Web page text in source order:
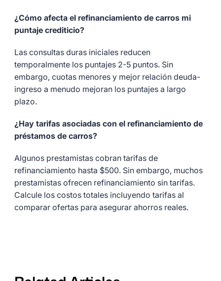
¿Cómo afecta el refinanciamiento de carros mi
puntaje crediticio?
Las consultas duras iniciales reducen
temporalmente los puntajes 2-5 puntos. Sin
embargo, cuotas menores y mejor relación deuda-
ingreso a menudo mejoran los puntajes a largo
plazo.
¿Hay tarifas asociadas con el refinanciamiento de
préstamos de carros?
Algunos prestamistas cobran tarifas de
refinanciamiento hasta $500. Sin embargo, muchos
prestamistas ofrecen refinanciamiento sin tarifas.
Calcule los costos totales incluyendo tarifas al
comparar ofertas para asegurar ahorros reales.